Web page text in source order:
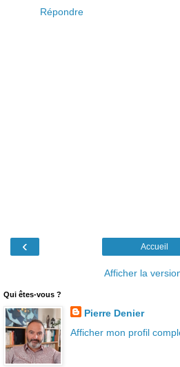
Répondre
‹ Accueil
Afficher la
Qui êtes-vous ?
Pierre Denier
Afficher mon profil